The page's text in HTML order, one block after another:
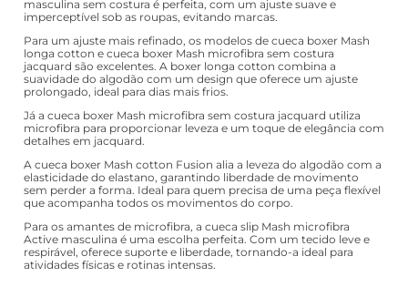
masculina sem costura é perfeita, com um ajuste suave e
imperceptível sob as roupas, evitando marcas.
Para um ajuste mais refinado, os modelos de cueca boxer Mash
longa cotton e cueca boxer Mash microfibra sem costura
jacquard são excelentes. A boxer longa cotton combina a
suavidade do algodão com um design que oferece um ajuste
prolongado, ideal para dias mais frios.
Já a cueca boxer Mash microfibra sem costura jacquard utiliza
microfibra para proporcionar leveza e um toque de elegância com
detalhes em jacquard.
A cueca boxer Mash cotton Fusion alia a leveza do algodão com a
elasticidade do elastano, garantindo liberdade de movimento
sem perder a forma. Ideal para quem precisa de uma peça flexível
que acompanha todos os movimentos do corpo.
Para os amantes de microfibra, a cueca slip Mash microfibra
Active masculina é uma escolha perfeita. Com um tecido leve e
respirável, oferece suporte e liberdade, tornando-a ideal para
atividades físicas e rotinas intensas.